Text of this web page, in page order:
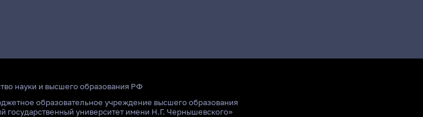
науки и высшего образования РФ
образовательное учреждение высшего образования
государственный университет имени Н.Г. Чернышевского»